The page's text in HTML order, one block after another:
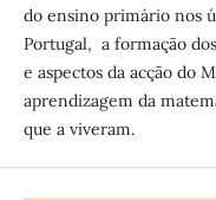
do ensino primário nos
Portugal, a formação
e aspectos da acção do
aprendizagem da
que a viveram.